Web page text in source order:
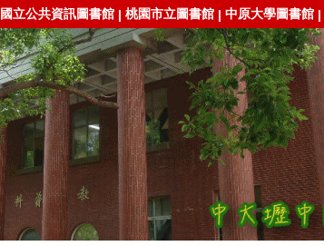
國立公共資訊圖書館| 桃園市立圖書館| 中原大學圖書館|